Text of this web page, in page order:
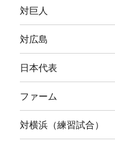
対巨人
対広島
日本代表
ファーム
対横浜（練習試合）